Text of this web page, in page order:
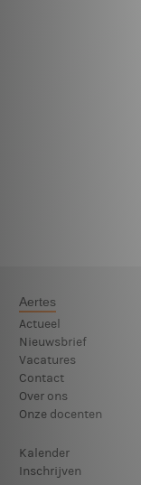
Aertes
Actueel
Nieuwsbrief
Vacatures
Contact
Over ons
Onze docenten
Kalender
Inschrijven